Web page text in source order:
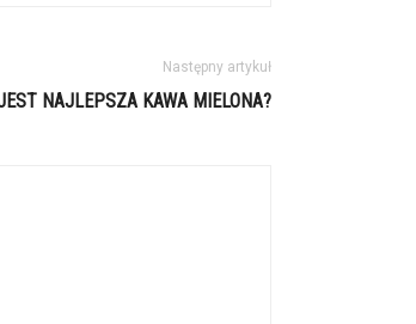
Następny artykuł
NAJLEPSZA KAWA MIELONA?